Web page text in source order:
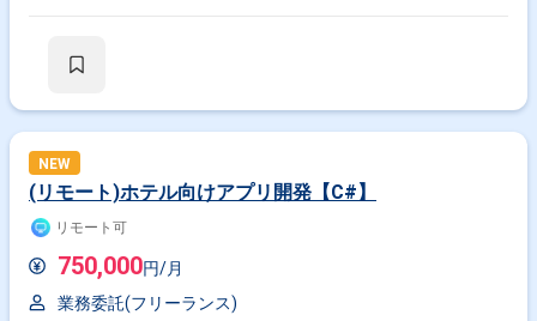
NEW
(リモート)ホテル向けアプリ開発【C#】
リモート可
750,000円/月
業務委託(フリーランス)